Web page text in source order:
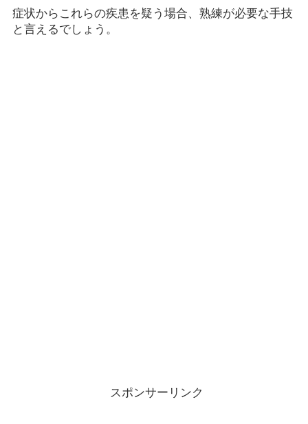
症状からこれらの疾患を疑う場合、熟練が必要な手技
と言えるでしょう。
スポンサーリンク